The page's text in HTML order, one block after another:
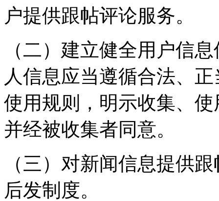
户提供跟帖评论服务。
（二）建立健全用户信
人信息应当遵循合法、
使用规则，明示收集、
并经被收集者同意。
（三）对新闻信息提供
后发制度。